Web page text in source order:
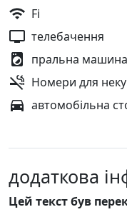
Fi
телебачення
пральна машина
Номери для
автомобільна
додаткова
Цей текст був